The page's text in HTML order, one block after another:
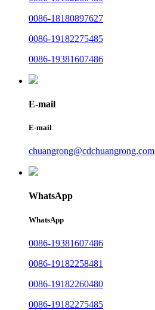
0086-18180897627
0086-19182275485
0086-19381607486
E-mail
E-mail
chuangrong@cdchuangrong.com
WhatsApp
WhatsApp
0086-19381607486
0086-19182258481
0086-19182260480
0086-19182275485